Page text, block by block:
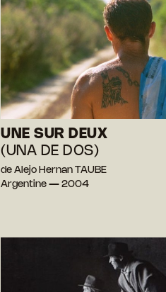
UNE SUR DEUX
(UNA DE DOS)
de Alejo Hernan TAUBE
Argentine — 2004